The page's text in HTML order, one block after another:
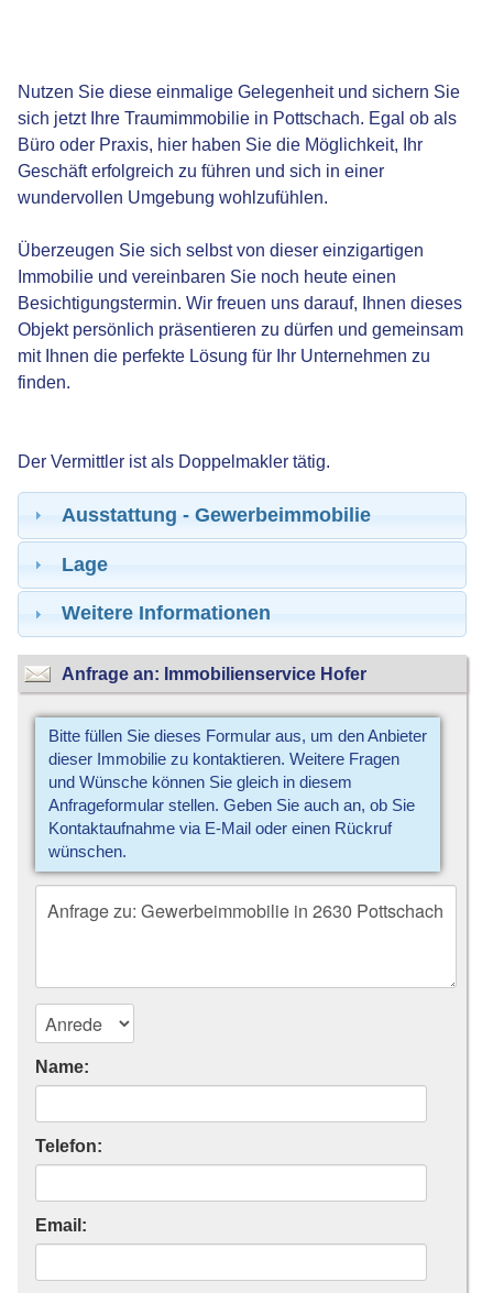
Nutzen Sie diese einmalige Gelegenheit und sichern Sie
sich jetzt Ihre Traumimmobilie in Pottschach. Egal ob als
Büro oder Praxis, hier haben Sie die Möglichkeit, Ihr
Geschäft erfolgreich zu führen und sich in einer
wundervollen Umgebung wohlzufühlen.
Überzeugen Sie sich selbst von dieser einzigartigen
Immobilie und vereinbaren Sie noch heute einen
Besichtigungstermin. Wir freuen uns darauf, Ihnen dieses
Objekt persönlich präsentieren zu dürfen und gemeinsam
mit Ihnen die perfekte Lösung für Ihr Unternehmen zu
finden.
Der Vermittler ist als Doppelmakler tätig.
Ausstattung - Gewerbeimmobilie
Lage
Weitere Informationen
Anfrage an: Immobilienservice Hofer
Bitte füllen Sie dieses Formular aus, um den Anbieter
dieser Immobilie zu kontaktieren. Weitere Fragen
und Wünsche können Sie gleich in diesem
Anfrageformular stellen. Geben Sie auch an, ob Sie
Kontaktaufnahme via E-Mail oder einen Rückruf
wünschen.
Name:
Telefon:
Email: